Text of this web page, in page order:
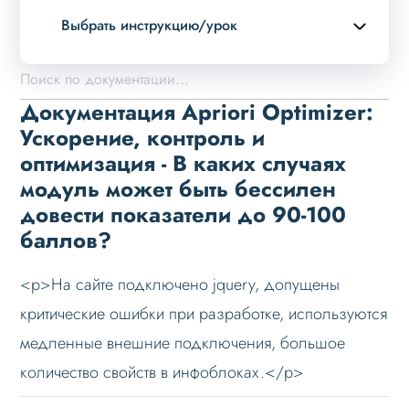
Выбрать инструкцию/урок
Описание курса
Возможности
Установка решения
Настройка
Проблемы и решения
Вопрос-ответ
периоде?
Почему сайт зависает при обновлении
списка файлов?
Как после удаления восстановить файлы?
Нет ли способа выборочно удалить
Документация Apriori Optimizer:
Ускорение, контроль и
оптимизация - В каких случаях
модуль может быть бессилен
довести показатели до 90-100
баллов?
<p>На сайте подключено jquery, допущены
критические ошибки при разработке, используются
медленные внешние подключения, большое
количество свойств в инфоблоках.</p>